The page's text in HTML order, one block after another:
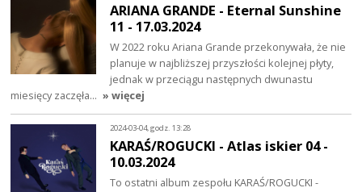
ARIANA GRANDE - Eternal Sunshine
11 - 17.03.2024
W 2022 roku Ariana Grande przekonywała, że nie
planuje w najbliższej przyszłości kolejnej płyty,
jednak w przeciągu następnych dwunastu
miesięcy zaczęła… » więcej
2024-03-04, godz. 13:28
KARAŚ/ROGUCKI - Atlas iskier 04 -
10.03.2024
To ostatni album zespołu KARAŚ/ROGUCKI -